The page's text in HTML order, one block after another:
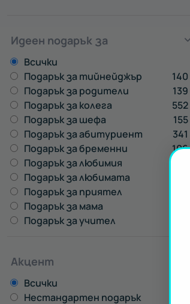
Идеен подарък за
Всички
Подарък за тийнейджър
140
Подарък за родители
139
Подарък за колега
552
Подарък за шефа
155
Подарък за абитуриент
341
Подарък за бременни
106
Подарък за любимия
424
Подарък за любимата
Подарък за приятел
Подарък за мама
Подарък за учител
Акцент
Всички
Нестандартен подарък